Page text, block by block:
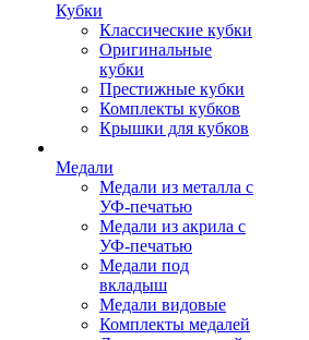
Кубки
Классические кубки
Оригинальные
кубки
Престижные кубки
Комплекты кубков
Крышки для кубков
Медали
Медали из металла с
УФ-печатью
Медали из акрила с
УФ-печатью
Медали под
вкладыш
Медали видовые
Комплекты медалей